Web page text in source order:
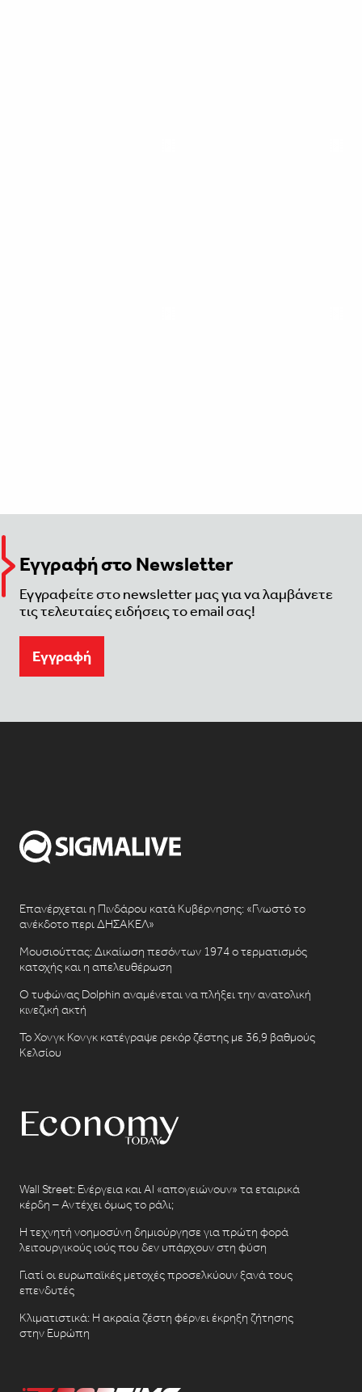
Εγγραφή στο Newsletter
Εγγραφείτε στο newsletter μας για να λαμβάνετε
τις τελευταίες ειδήσεις το email σας!
Eγγραφή
Επανέρχεται η Πινδάρου κατά Κυβέρνησης: «Γνωστό το
ανέκδοτο περι ΔΗΣΑΚΕΛ»
Μουσιούττας: Δικαίωση πεσόντων 1974 ο τερματισμός
κατοχής και η απελευθέρωση
Ο τυφώνας Dolphin αναμένεται να πλήξει την ανατολική
κινεζική ακτή
Το Χονγκ Κονγκ κατέγραψε ρεκόρ ζέστης με 36,9 βαθμούς
Κελσίου
Wall Street: Ενέργεια και AI «απογειώνουν» τα εταιρικά
κέρδη – Αντέχει όμως το ράλι;
Η τεχνητή νοημοσύνη δημιούργησε για πρώτη φορά
λειτουργικούς ιούς που δεν υπάρχουν στη φύση
Γιατί οι ευρωπαϊκές μετοχές προσελκύουν ξανά τους
επενδυτές
Κλιματιστικά: Η ακραία ζέστη φέρνει έκρηξη ζήτησης
στην Ευρώπη